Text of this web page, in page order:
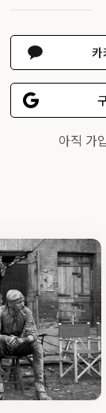
카
아직 가